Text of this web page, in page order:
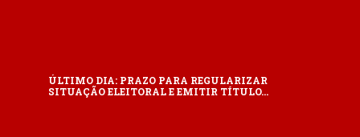
ÚLTIMO DIA: PRAZO PARA REGULARIZAR
SITUAÇÃO ELEITORAL E EMITIR TÍTULO…